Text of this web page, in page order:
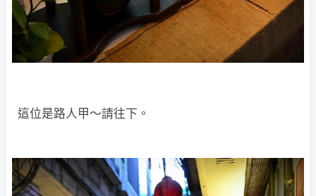
這位是路人甲～請往下。